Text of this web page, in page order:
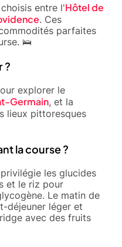
entre l'Hôtel de
. Ces
parfaites
🛌
?
explorer le
Germain, et la
lieux pittoresques
la course ?
les glucides
et le riz pour
Le matin de
déjeuner léger et
avec des fruits